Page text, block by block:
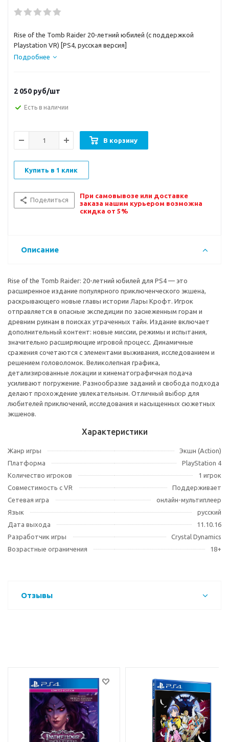
Rise of the Tomb Raider 20-летний юбилей (с поддержкой
Playstation VR) [PS4, русская версия]
Подробнее
2 050 руб/шт
Есть в наличии
В корзину
Купить в 1 клик
Поделиться
При самовывозе или доставке
заказа нашим курьером возможна
скидка от 5%
Описание
Rise of the Tomb Raider: 20-летний юбилей для PS4 — это
расширенное издание популярного приключенческого экшена,
раскрывающего новые главы истории Лары Крофт. Игрок
отправляется в опасные экспедиции по заснеженным горам и
древним руинам в поисках утраченных тайн. Издание включает
дополнительный контент: новые миссии, режимы и испытания,
значительно расширяющие игровой процесс. Динамичные
сражения сочетаются с элементами выживания, исследованием и
решением головоломок. Великолепная графика,
детализированные локации и кинематографичная подача
усиливают погружение. Разнообразие заданий и свобода подхода
делают прохождение увлекательным. Отличный выбор для
любителей приключений, исследования и насыщенных сюжетных
экшенов.
Характеристики
Жанр игры
Экшн (Action)
Платформа
PlayStation 4
Количество игроков
1 игрок
Совместимость с VR
Поддерживает
Сетевая игра
онлайн-мультиплеер
Язык
русский
Дата выхода
11.10.16
Разработчик игры
Crystal Dynamics
Возрастные ограничения
18+
Отзывы